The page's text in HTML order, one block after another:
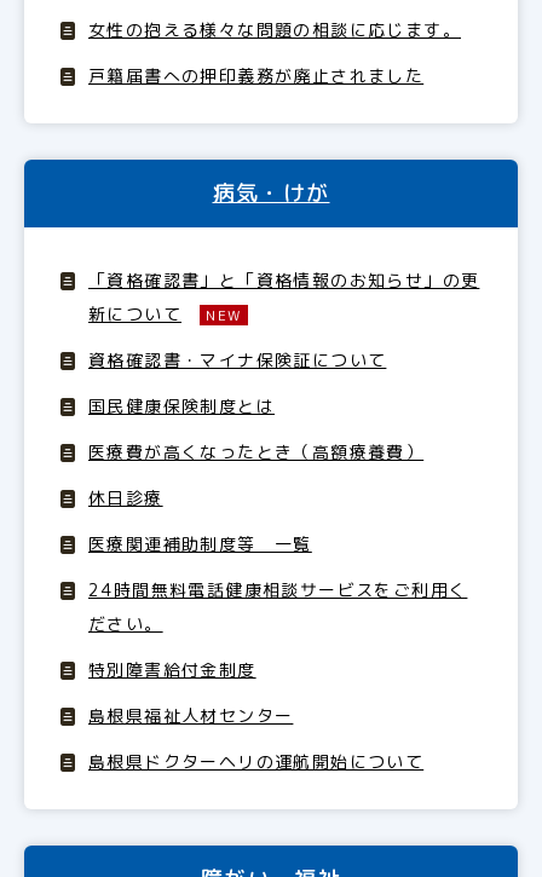
女性の抱える様々な問題の相談に応じます。
戸籍届書への押印義務が廃止されました
病気・けが
「資格確認書」と「資格情報のお知らせ」の更
新について
NEW
資格確認書・マイナ保険証について
国民健康保険制度とは
医療費が高くなったとき（高額療養費）
休日診療
医療関連補助制度等 一覧
24時間無料電話健康相談サービスをご利用く
ださい。
特別障害給付金制度
島根県福祉人材センター
島根県ドクターヘリの運航開始について